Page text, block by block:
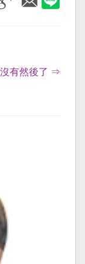
有然後了 ⇒